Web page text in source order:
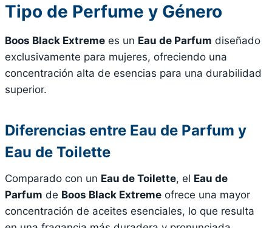
Tipo de Perfume y Género
Boos Black Extreme es un Eau de Parfum diseñado
exclusivamente para mujeres, ofreciendo una
concentración alta de esencias para una durabilidad
superior.
Diferencias entre Eau de Parfum y
Eau de Toilette
Comparado con un Eau de Toilette, el Eau de
Parfum de Boos Black Extreme ofrece una mayor
concentración de aceites esenciales, lo que resulta